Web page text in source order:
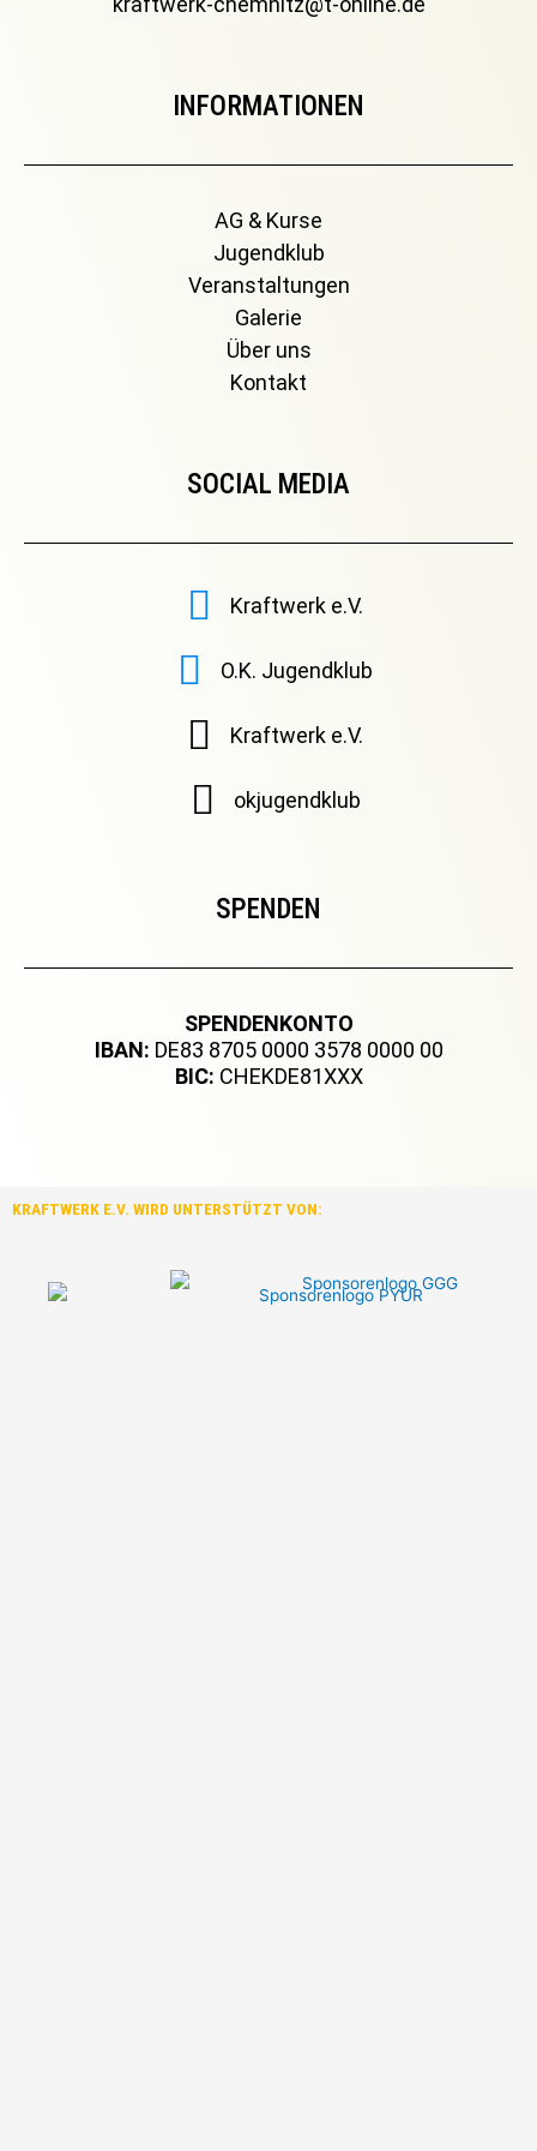
INFORMATIONEN
AG & Kurse
Jugendklub
Veranstaltungen
Galerie
Über uns
Kontakt
SOCIAL MEDIA
Kraftwerk e.V.
O.K. Jugendklub
Kraftwerk e.V.
okjugendklub
SPENDEN
SPENDENKONTO
IBAN: DE83 8705 0000 3578 0000 00
BIC: CHEKDE81XXX
KRAFTWERK E.V. WIRD UNTERSTÜTZT VON: